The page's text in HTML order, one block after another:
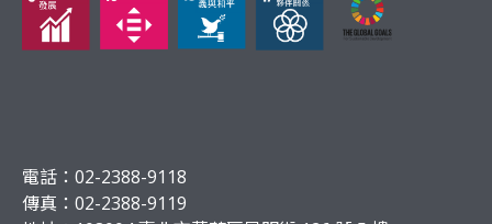
電話：02-2388-9118
傳真：02-2388-9119